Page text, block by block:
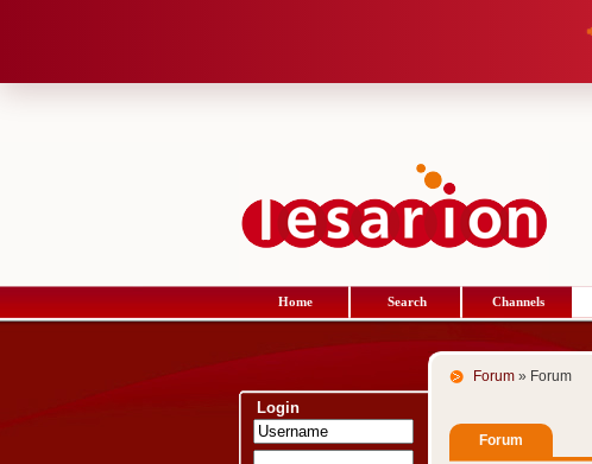
Home Search Channels
Login
Forum » Forum
Forum